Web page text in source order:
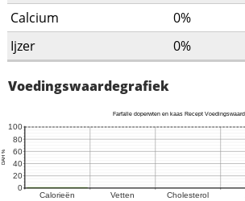
Calcium
0%
Ijzer
0%
Voedingswaardegrafiek